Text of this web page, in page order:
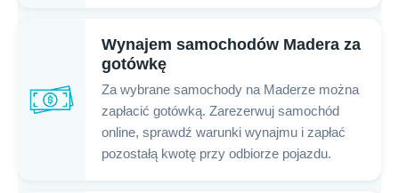
Wynajem samochodów Madera za
gotówkę
Za wybrane samochody na Maderze można
zapłacić gotówką. Zarezerwuj samochód
online, sprawdź warunki wynajmu i zapłać
pozostałą kwotę przy odbiorze pojazdu.